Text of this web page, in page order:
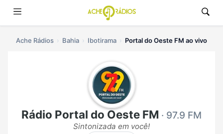
Ache Rádios Bahia Ibotirama Portal do Oeste FM ao vivo
Rádio Portal do Oeste FM · 97.9 FM
Sintonizada em você!